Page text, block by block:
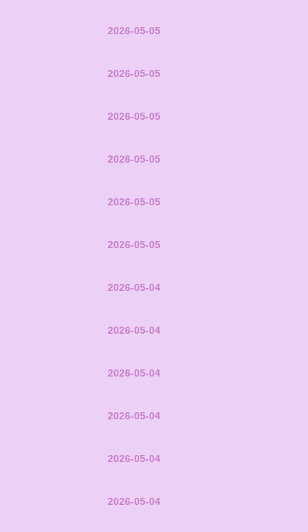
2026-05-05
2026-05-05
2026-05-05
2026-05-05
2026-05-05
2026-05-05
2026-05-04
2026-05-04
2026-05-04
2026-05-04
2026-05-04
2026-05-04